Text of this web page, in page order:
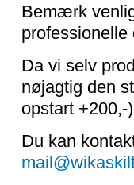
Bemærk
professionelle
Da vi selv
nøjagtig den
opstart +200,-
Du kan